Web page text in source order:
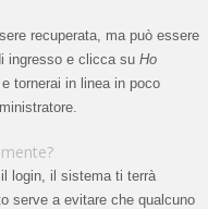
recuperata, ma può essere
ingresso e clicca su Ho
tornerai in linea in poco
login, il sistema ti terrà
serve a evitare che qualcuno